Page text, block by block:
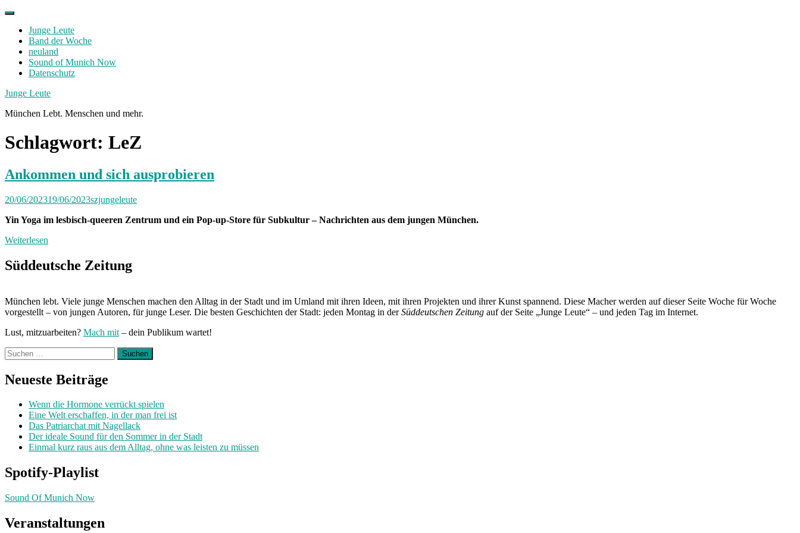
Skip
contentJunge Leute
Band der Woche
neuland
Sound of Munich Now
Datenschutz
Facebook
Twitter
Instagram
Junge Leute
München Lebt. Menschen und mehr.
Schlagwort: LeZ
Ankommen und sich ausprobieren
20/06/202319/06/2023szjungeleute
Yin Yoga im lesbisch-queeren Zentrum und ein Pop-up-Store für Subkultur – Nachrichten aus dem jungen München.
Weiterlesen
Süddeutsche Zeitung
München lebt. Viele junge Menschen machen den Alltag in der Stadt und im Umland mit ihren Ideen, mit ihren Projekten und ihrer Kunst spannend. Diese Macher werden auf dieser Seite Woche für Woche
vorgestellt – von jungen Autoren, für junge Leser. Die besten Geschichten der Stadt: jeden Montag in derSüddeutschen Zeitung auf der Seite „Junge Leute“ – und jeden Tag im Internet.
Lust, mitzuarbeiten? Mach mit – dein Publikum wartet!
Suchen
nach:
Neueste Beiträge
Wenn die Hormone verrückt spielen
Eine Welt erschaffen, in der man frei ist
Das Patriarchat mit Nagellack
Der ideale Sound für den Sommer in der Stadt
Einmal kurz raus aus dem Alltag, ohne was leisten zu müssen
Spotify-Playlist
Sound Of Munich Now
Veranstaltungen